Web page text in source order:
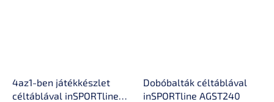
4az1-ben játékkészlet
céltáblával inSPORTline
Dobóbalták céltáblával
inSPORTline AGST240